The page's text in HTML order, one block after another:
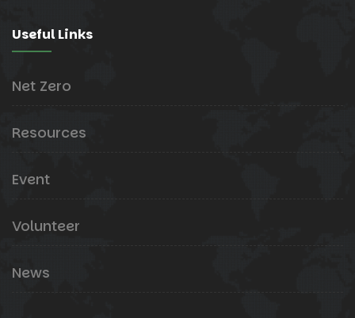
Useful Links
Net Zero
Resources
Event
Volunteer
News